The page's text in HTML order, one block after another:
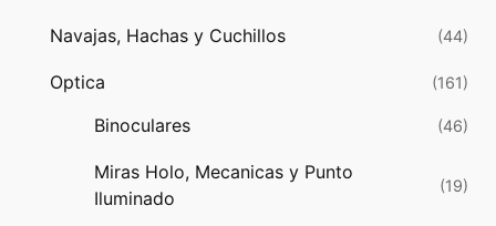
Navajas, Hachas y Cuchillos (44)
Optica (161)
Binoculares (46)
Miras Holo, Mecanicas y Punto
Iluminado
(19)